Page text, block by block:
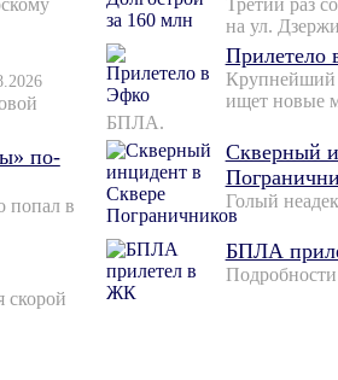
по-
попал в
скорой
Третий раз
на ул.
Прилетело
Крупнейший
ищет новые
БПЛА.
Скверный
Голый
БПЛА